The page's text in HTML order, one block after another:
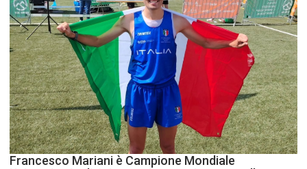
Francesco Mariani è Campione Mondiale